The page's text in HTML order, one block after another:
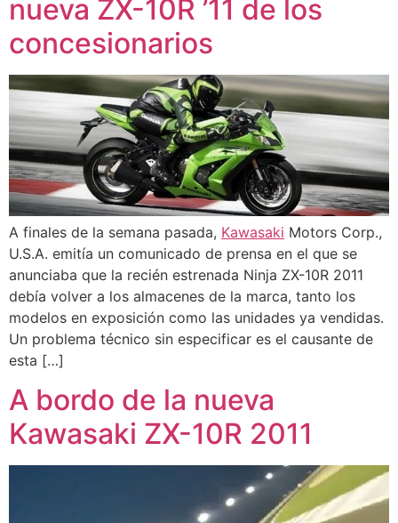
nueva ZX-10R ’11 de los
concesionarios
A finales de la semana pasada, Kawasaki Motors Corp.,
U.S.A. emitía un comunicado de prensa en el que se
anunciaba que la recién estrenada Ninja ZX-10R 2011
debía volver a los almacenes de la marca, tanto los
modelos en exposición como las unidades ya vendidas.
Un problema técnico sin especificar es el causante de
esta […]
A bordo de la nueva
Kawasaki ZX-10R 2011